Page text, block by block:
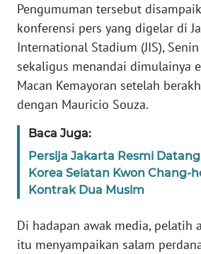
Pengumuman tersebut
konferensi pers yang digelar di
International Stadium (JIS),
sekaligus menandai dimulainya
Macan Kemayoran setelah
dengan Mauricio Souza.
Baca Juga:
Persija Jakarta Resmi
Korea Selatan Kwon Chang-
Kontrak Dua Musim
Di hadapan awak media, pelatih
itu menyampaikan salam
INFO
IKLAN
TENTANG
KAMI
MEDIA
SIBER
REDAKSI
KARIR